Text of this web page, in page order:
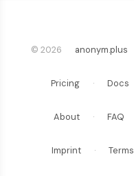
© 2026 anonym.plus
Pricing · Docs
About · FAQ
Imprint · Terms